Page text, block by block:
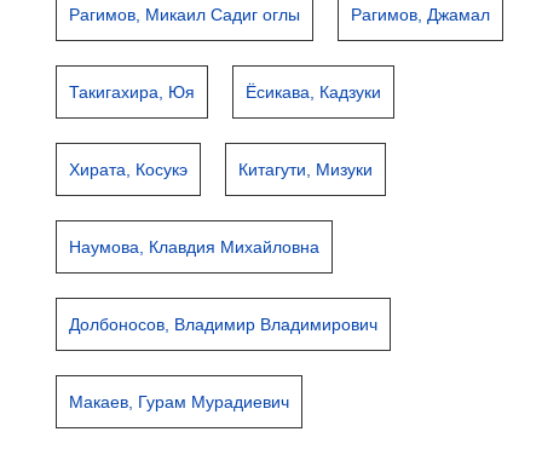
Рагимов, Микаил Садиг оглы Рагимов, Джамал
Такигахира, Юя Ёсикава, Кадзуки
Хирата, Косукэ Китагути, Мизуки
Наумова, Клавдия Михайловна
Долбоносов, Владимир Владимирович
Макаев, Гурам Мурадиевич